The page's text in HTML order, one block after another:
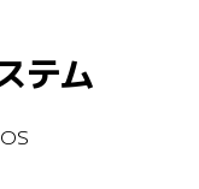
テム